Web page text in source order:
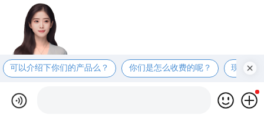
可以介绍下你们的产品么？ 你们是怎么收费的呢？ 现在有